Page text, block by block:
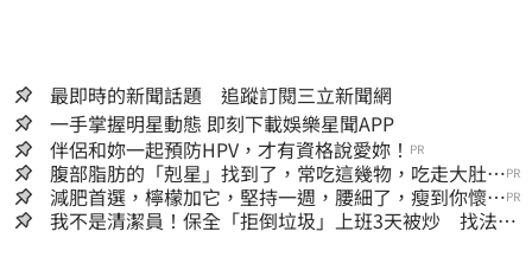
最即時的新聞話題 追蹤訂閱三立新聞網
一手掌握明星動態 即刻下載娛樂星聞APP
伴侶和妳一起預防HPV，才有資格說愛妳！ PR
腹部脂肪的「剋星」找到了，常吃這幾物，吃走大肚
囊，瘦出小蠻腰
PR
減肥首選，檸檬加它，堅持一週，腰細了，瘦到你懷疑
人生
PR
我不是清潔員！保全「拒倒垃圾」上班3天被炒 找法院